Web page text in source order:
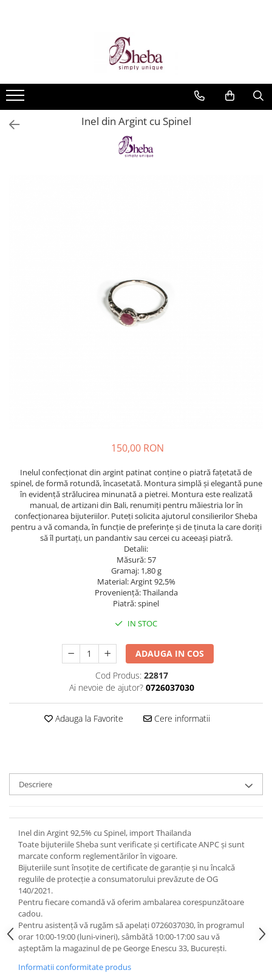
Inel din Argint cu Spinel
150,00 RON
Inelul confecţionat din argint patinat conţine o piatră fațetată de
spinel, de formă rotundă, încasetată. Montura simplă şi elegantă pune
în evidenţă strălucirea minunată a pietrei. Montura este realizată
manual, de artizani din Bali, renumiţi pentru măiestria lor în
confecţionarea bijuteriilor. Puteți solicita ajutorul consilierilor Sheba
pentru a vă comanda, în funcție de preferințe și de ținuta la care doriți
să îl purtați, un pandantiv sau cercei cu aceeași piatră.
Detalii:
Măsură: 57
Gramaj: 1,80 g
Material: Argint 92,5%
Provenienţă: Thailanda
Piatră: spinel
IN STOC
ADAUGA IN COS
Cod Produs: 22817
Ai nevoie de ajutor? 0726037030
Adauga la Favorite Cere informatii
Descriere
Inel din Argint 92,5% cu Spinel, import Thailanda
Toate bijuteriile Sheba sunt verificate şi certificate ANPC și sunt
marcate conform reglementărilor în vigoare.
Bijuteriile sunt însoţite de certificate de garanţie și nu încalcă
regulile de protecție a consumatorului prevăzute de OG
140/2021.
Pentru fiecare comandă vă oferim ambalarea corespunzătoare
cadou.
Pentru asistență vă rugăm să apelați 0726037030, în programul
orar 10:00‐19:00 (luni‐vineri), sâmbătă 10:00‐17:00 sau vă
așteptăm la magazinul de pe George Enescu 33, București.
Informatii conformitate produs